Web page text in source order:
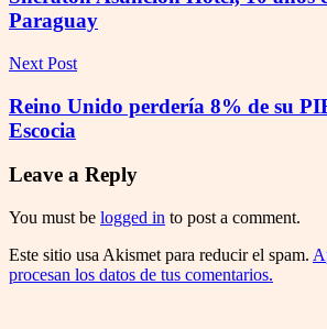
Paraguay
Next Post
Reino Unido perdería 8% de su
Escocia
Leave a Reply
You must be logged in to post a comment.
Este sitio usa Akismet para reducir el spam.
procesan los datos de tus comentarios.